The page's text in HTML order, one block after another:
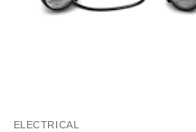
ELECTRICAL